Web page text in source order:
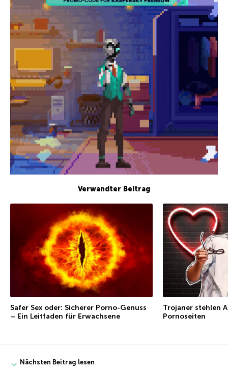
Verwandter Beitrag
Safer Sex oder: Sicherer Porno-Genuss
– Ein Leitfaden für Erwachsene
Trojaner stehlen
Pornoseiten
Nächsten Beitrag lesen